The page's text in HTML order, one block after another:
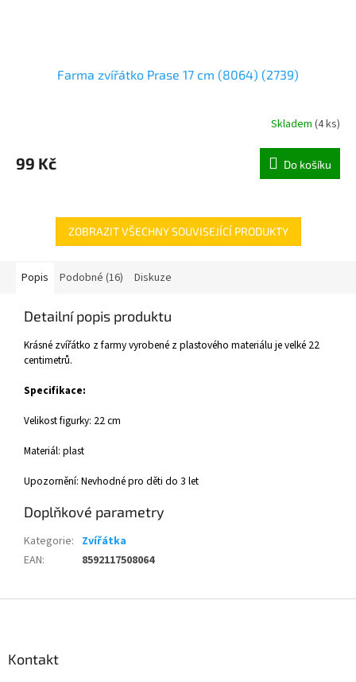
Farma zvířátko Prase 17 cm (8064) (2739)
Skladem (4 ks)
99 Kč Do košíku
ZOBRAZIT VŠECHNY SOUVISEJÍCÍ PRODUKTY
Popis Podobné (16) Diskuze
Detailní popis produktu
Krásné zvířátko z farmy vyrobené z plastového materiálu je velké 22
centimetrů.
Specifikace:
Velikost figurky: 22 cm
Materiál: plast
Upozornění: Nevhodné pro děti do 3 let
Doplňkové parametry
Kategorie: Zvířátka
EAN: 8592117508064
Kontakt